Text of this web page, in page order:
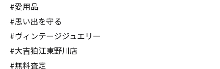
#愛用品
#思い出を守る
#ヴィンテージジュエリー
#大吉狛江東野川店
#無料査定